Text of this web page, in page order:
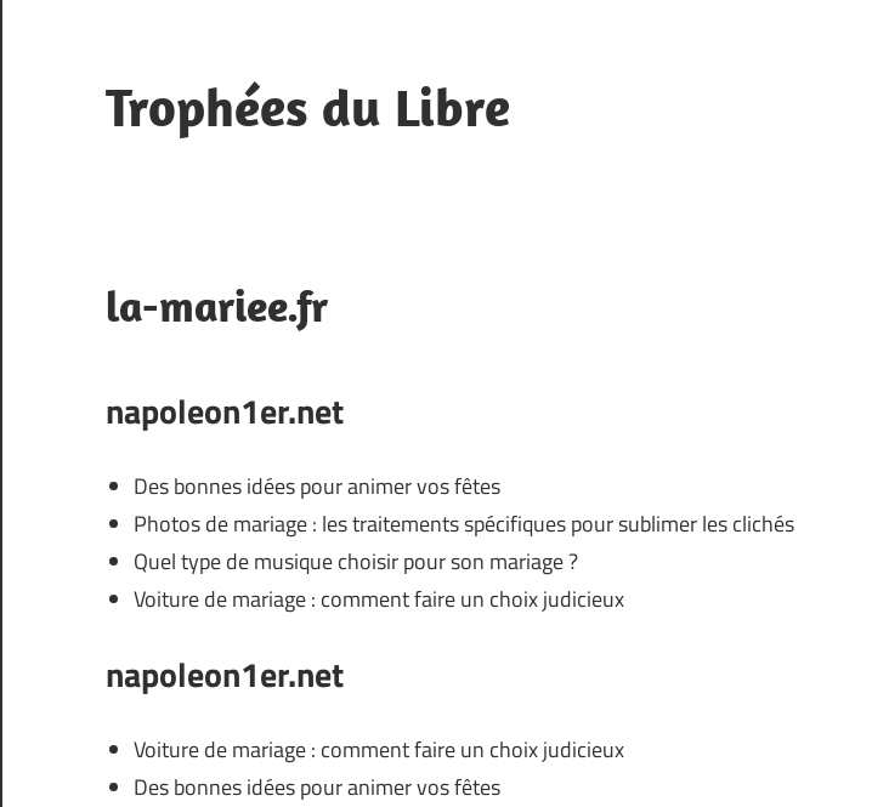
content
Trophées du Libre
la-mariee.fr
napoleon1er.net
Des bonnes idées pour animer vos fêtes
Photos de mariage : les traitements spécifiques pour sublimer les clichés
Quel type de musique choisir pour son mariage ?
Voiture de mariage : comment faire un choix judicieux
napoleon1er.net
Voiture de mariage : comment faire un choix judicieux
Des bonnes idées pour animer vos fêtes